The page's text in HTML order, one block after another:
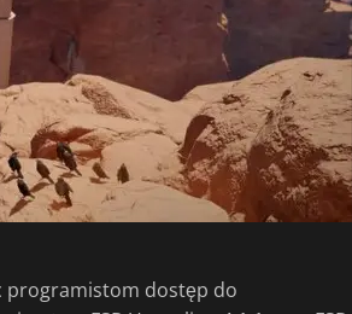
programistom dostęp do